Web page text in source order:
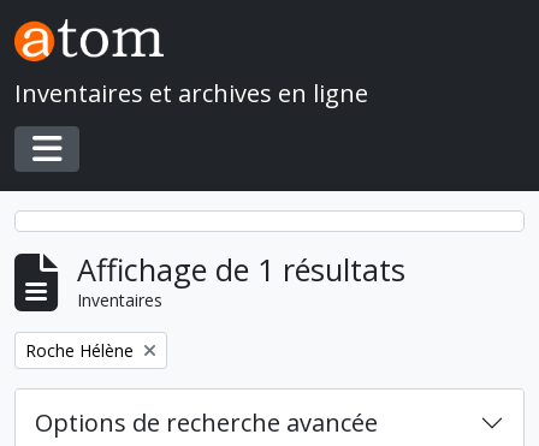
Skip to main content
Inventaires et archives en ligne
Toggle navigation
Affichage de 1 résultats
Inventaires
Remove filter:
Roche Hélène
Options de recherche avancée